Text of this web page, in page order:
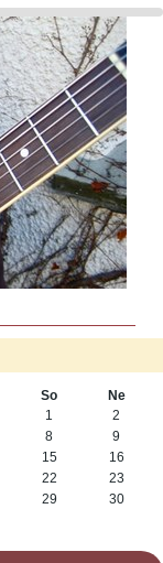
So
Ne
1
2
8
9
15
16
22
23
29
30